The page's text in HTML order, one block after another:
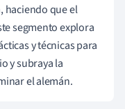
que el
segmento explora
y técnicas para
y subraya la
el alemán.